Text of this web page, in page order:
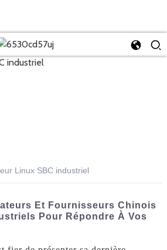
Linux SBC industriel
Et Fournisseurs Chinois
Pour Répondre À Vos